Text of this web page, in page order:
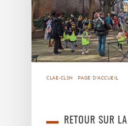
CLAE-CLSH PAGE D'ACCUEIL
RETOUR SUR